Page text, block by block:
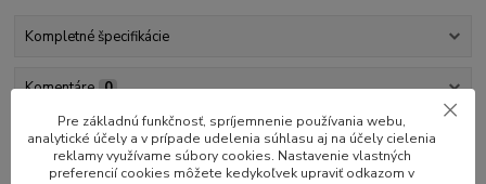
Kompletné špecifikácie
Komentáre 0
Kompletné špecifikácie
Pre základnú funkčnosť, spríjemnenie používania webu,
analytické účely a v prípade udelenia súhlasu aj na účely cielenia
reklamy využívame súbory cookies. Nastavenie vlastných
preferencií cookies môžete kedykoľvek upraviť odkazom v